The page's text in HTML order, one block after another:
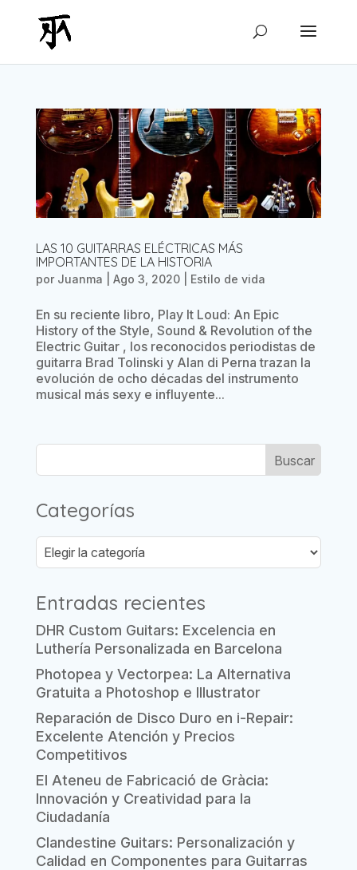
LAS 10 GUITARRAS ELÉCTRICAS MÁS
IMPORTANTES DE LA HISTORIA
por Juanma Ago 3, 2020| Estilo de vida
En su reciente libro, Play It Loud: An Epic
History of the Style, Sound & Revolution of the
Electric Guitar , los reconocidos periodistas de
guitarra Brad Tolinski y Alan di Perna trazan la
evolución de ocho décadas del instrumento
musical más sexy e influyente...
Categorías
Categorías
Entradas recientes
DHR Custom Guitars: Excelencia en
Luthería Personalizada en Barcelona
Photopea y Vectorpea: La Alternativa
Gratuita a Photoshop e Illustrator
Reparación de Disco Duro en i-Repair:
Excelente Atención y Precios
Competitivos
El Ateneu de Fabricació de Gràcia:
Innovación y Creatividad para la
Ciudadanía
Clandestine Guitars: Personalización y
Calidad en Componentes para Guitarras